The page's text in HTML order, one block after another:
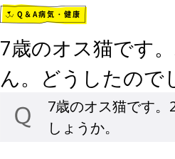
Q＆A病気・健康
7歳のオス猫です
ん。どうしたので
7歳のオス猫です
しょうか。